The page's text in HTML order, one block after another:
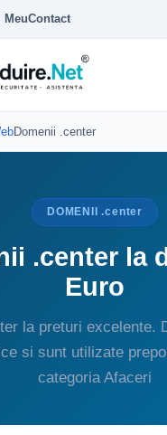
MeuContact
Domenii .center
DOMENII .center
.center la
Euro
la preturi excelente.
si sunt utilizate
categoria Afaceri